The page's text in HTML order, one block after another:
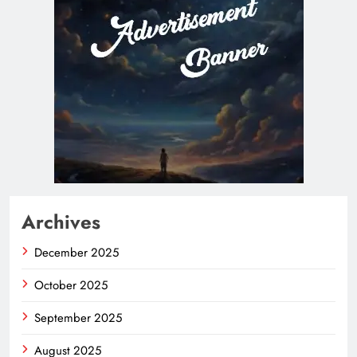
Archives
December 2025
October 2025
September 2025
August 2025